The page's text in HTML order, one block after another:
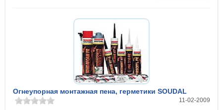
Огнеупорная монтажная пена, герметики SOUDAL
11-02-2009